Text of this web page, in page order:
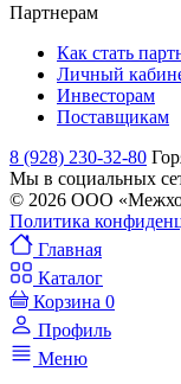
Партнерам
Как стать
Личный
Инвесторам
Поставщикам
8 (928) 230-32-80
Мы в социальных
© 2026 ООО
Политика
Главная
Каталог
Корзина 0
Профиль
Меню